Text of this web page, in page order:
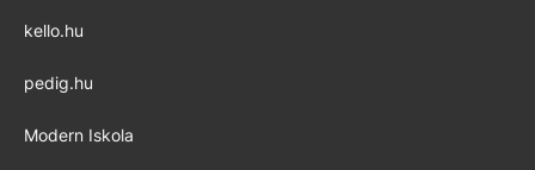
kello.hu
pedig.hu
Modern Iskola